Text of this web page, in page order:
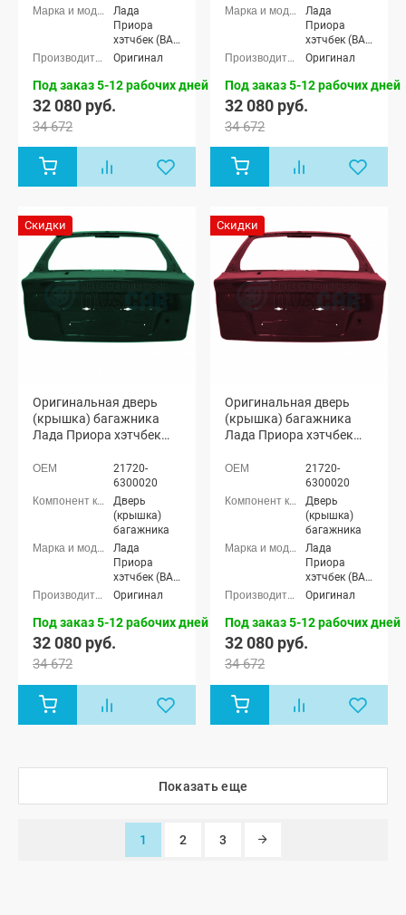
Лада
Приора
хэтчбек (ВАЗ
2172), Лада
хэтчбек (ВАЗ
Оригинал
Под заказ 5-12 рабочих дней
32 080 руб.
34 672
Лада
Приора
хэтчбек (ВАЗ
2172), Лада
хэтчбек (ВАЗ
Оригинал
Под заказ 5-12 рабочих дней
32 080 руб.
34 672
Скидки
Оригинальная дверь
(крышка) багажника
Лада Приора хэтчбек
21720-
6300020
Дверь
(крышка)
багажника
Лада
Приора
хэтчбек (ВАЗ
2172), Лада
хэтчбек (ВАЗ
Оригинал
Под заказ 5-12 рабочих дней
32 080 руб.
34 672
Скидки
Оригинальная дверь
(крышка) багажника
Лада Приора хэтчбек
21720-
6300020
Дверь
(крышка)
багажника
Лада
Приора
хэтчбек (ВАЗ
2172), Лада
хэтчбек (ВАЗ
Оригинал
Под заказ 5-12 рабочих дней
32 080 руб.
34 672
Показать еще
1 2 3